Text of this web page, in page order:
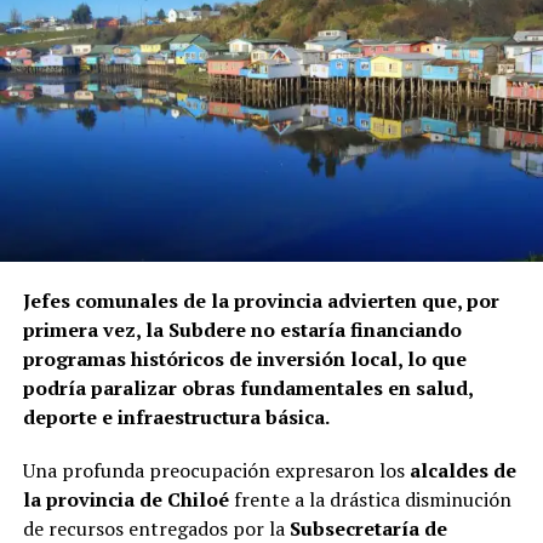
El informe fue elaborado mediante el cruce de registros
de la Superintendencia de Seguridad Social, Fonasa y el
Servicio Nacional de Migraciones, a requerimiento de la
Contraloría. Hasta el momento, ninguna de las
instituciones mencionadas ha informado si ha iniciado
procedimientos disciplinarios ni ha emitido
fiscalizaciones y solicitará antecedentes a cada
organismo involucrado para determinar las
responsabilidades administrativas correspondientes.
Jefes comunales de la provincia advierten que, por
primera vez, la Subdere no estaría financiando
programas históricos de inversión local, lo que
podría paralizar obras fundamentales en salud,
deporte e infraestructura básica.
Una profunda preocupación expresaron los alcaldes de
la provincia de Chiloéfrente a la drástica disminución
de recursos entregados por la Subsecretaría de